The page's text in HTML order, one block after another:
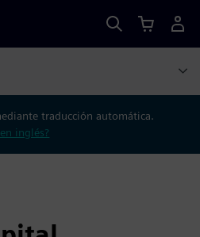
traducción automática.
inglés?